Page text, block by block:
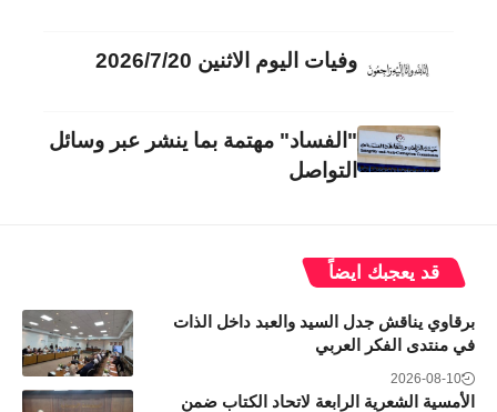
وفيات اليوم الاثنين 2026/7/20
"الفساد" مهتمة بما ينشر عبر وسائل
التواصل
قد يعجبك ايضاً
برقاوي يناقش جدل السيد والعبد داخل الذات
في منتدى الفكر العربي
2026-08-10
الأمسية الشعرية الرابعة لاتحاد الكتاب ضمن